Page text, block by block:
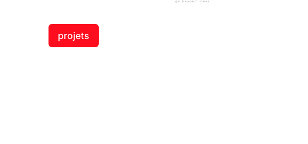
projets